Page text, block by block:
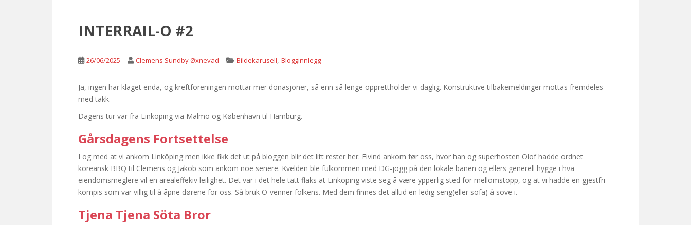
INTERRAIL-O #2
26/06/2025 Clemens Sundby Øxnevad Bildekarusell, Blogginnlegg
Ja, ingen har klaget enda, og kreftforeningen mottar mer donasjoner, så enn så lenge opprettholder vi daglig. Konstruktive tilbakemeldinger mottas fremdeles
med takk.
Dagens tur var fra Linköping via Malmö og København til Hamburg.
Gårsdagens Fortsettelse
I og med at vi ankom Linköping men ikke fikk det ut på bloggen blir det litt rester her. Eivind ankom før oss, hvor han og superhosten Olof hadde ordnet
koreansk BBQ til Clemens og Jakob som ankom noe senere. Kvelden ble fulkommen med DG-jogg på den lokale banen og ellers generell hygge i hva
eiendomsmeglere vil en arealeffekiv leilighet. Det var i det hele tatt flaks at Linköping viste seg å være ypperlig sted for mellomstopp, og at vi hadde en gjestfri
kompis som var villig til å åpne dørene for oss. Så bruk O-venner folkens. Med dem finnes det alltid en ledig seng(eller sofa) å sove i.
Tjena Tjena Söta Bror